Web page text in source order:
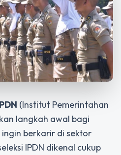
(Institut Pemerintahan
langkah awal bagi
berkarir di sektor
IPDN dikenal cukup